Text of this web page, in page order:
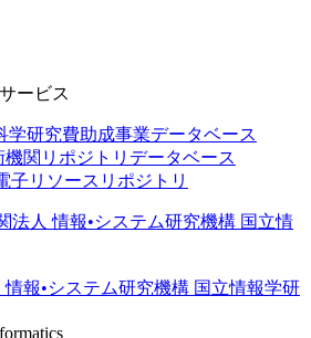
ービス
学研究費助成事業データベース
機関リポジトリデータベース
子リソースリポジトリ
報•システム研究機構 国立情報学研